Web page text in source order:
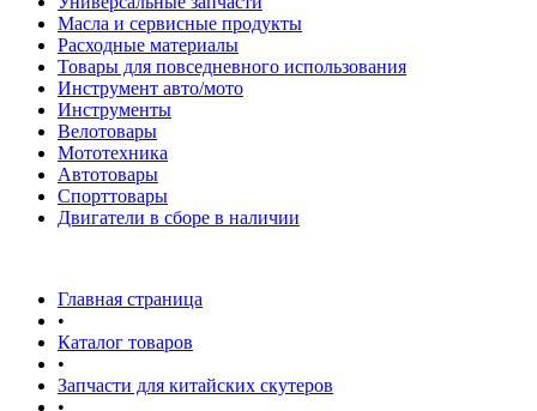
Масла и сервисные продукты
Расходные материалы
Товары для повседневного использования
Инструмент авто/мото
Инструменты
Велотовары
Мототехника
Автотовары
Спорттовары
Двигатели в сборе в наличии
Главная страница
•
Каталог товаров
•
Запчасти для китайских скутеров
•